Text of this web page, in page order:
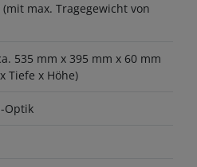
(mit max. Tragegewicht von
535 mm x 395 mm x 60 mm
Tiefe x Höhe)
Optik